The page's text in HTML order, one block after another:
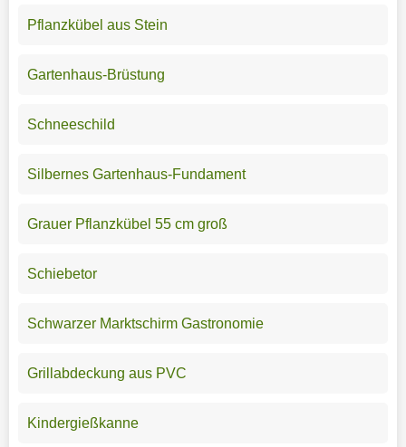
Pflanzkübel aus Stein
Gartenhaus-Brüstung
Schneeschild
Silbernes Gartenhaus-Fundament
Grauer Pflanzkübel 55 cm groß
Schiebetor
Schwarzer Marktschirm Gastronomie
Grillabdeckung aus PVC
Kindergießkanne